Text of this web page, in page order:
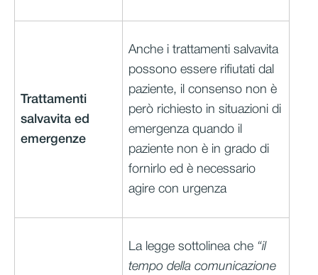
Trattamenti
salvavita ed
emergenze
Anche i trattamenti salvavita
possono essere rifiutati dal
paziente, il consenso non è
però richiesto in situazioni di
emergenza quando il
paziente non è in grado di
fornirlo ed è necessario
agire con urgenza
La legge sottolinea che “il
tempo della comunicazione